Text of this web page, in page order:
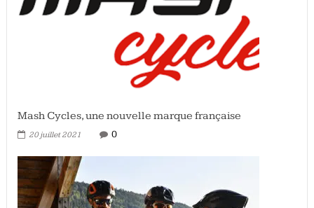
Mash Cycles, une nouvelle marque française
20 juillet 2021 0